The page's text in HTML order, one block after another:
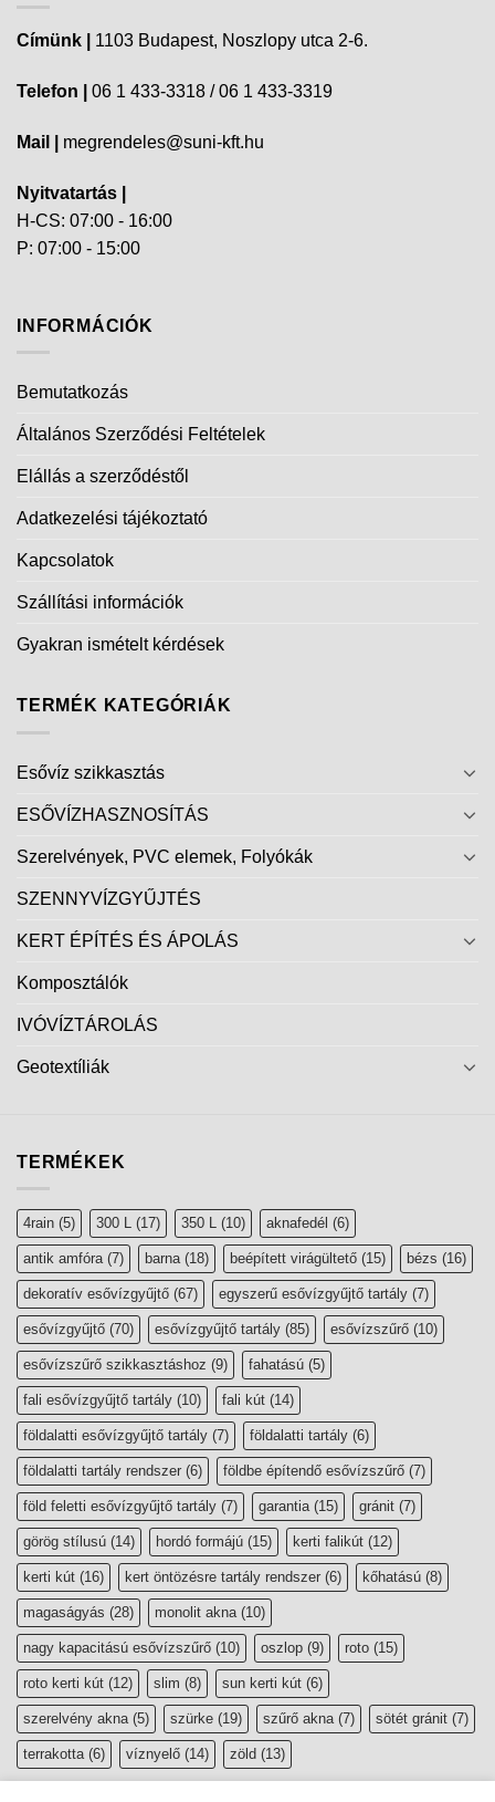
Címünk | 1103 Budapest, Noszlopy utca 2-6.
Telefon | 06 1 433-3318 / 06 1 433-3319
Mail | megrendeles@suni-kft.hu
Nyitvatartás |
H-CS: 07:00 - 16:00
P: 07:00 - 15:00
INFORMÁCIÓK
Bemutatkozás
Általános Szerződési Feltételek
Elállás a szerződéstől
Adatkezelési tájékoztató
Kapcsolatok
Szállítási információk
Gyakran ismételt kérdések
TERMÉK KATEGÓRIÁK
Esővíz szikkasztás
ESŐVÍZHASZNOSÍTÁS
Szerelvények, PVC elemek, Folyókák
SZENNYVÍZGYŰJTÉS
KERT ÉPÍTÉS ÉS ÁPOLÁS
Komposztálók
IVÓVÍZTÁROLÁS
Geotextíliák
TERMÉKEK
4rain (5) 300 L (17) 350 L (10) aknafedél (6)
antik amfóra(7) barna(18) beépített virágültető (15) bézs (16)
dekoratív esővízgyűjtő (67) egyszerű esővízgyűjtő tartály (7)
esővízgyűjtő (70) esővízgyűjtő tartály (85) esővízszűrő (10)
esővízszűrő szikkasztáshoz (9) fahatású (5)
fali esővízgyűjtő tartály (10) fali kút (14)
földalatti esővízgyűjtő tartály (7) földalatti tartály (6)
földalatti tartály rendszer (6) földbe építendő esővízszűrő (7)
föld feletti esővízgyűjtő tartály (7) garantia(15) gránit (7)
görög stílusú (14) hordó formájú (15) kerti falikút (12)
kerti kút (16) kert öntözésre tartály rendszer (6) kőhatású (8)
magaságyás (28) monolit akna(10)
nagy kapacitású esővízszűrő (10) oszlop (9) roto (15)
roto kerti kút (12) slim (8) sun kerti kút (6)
szerelvény akna(5) szürke (19) szűrő akna(7) sötét gránit (7)
terrakotta(6) víznyelő (14) zöld (13)